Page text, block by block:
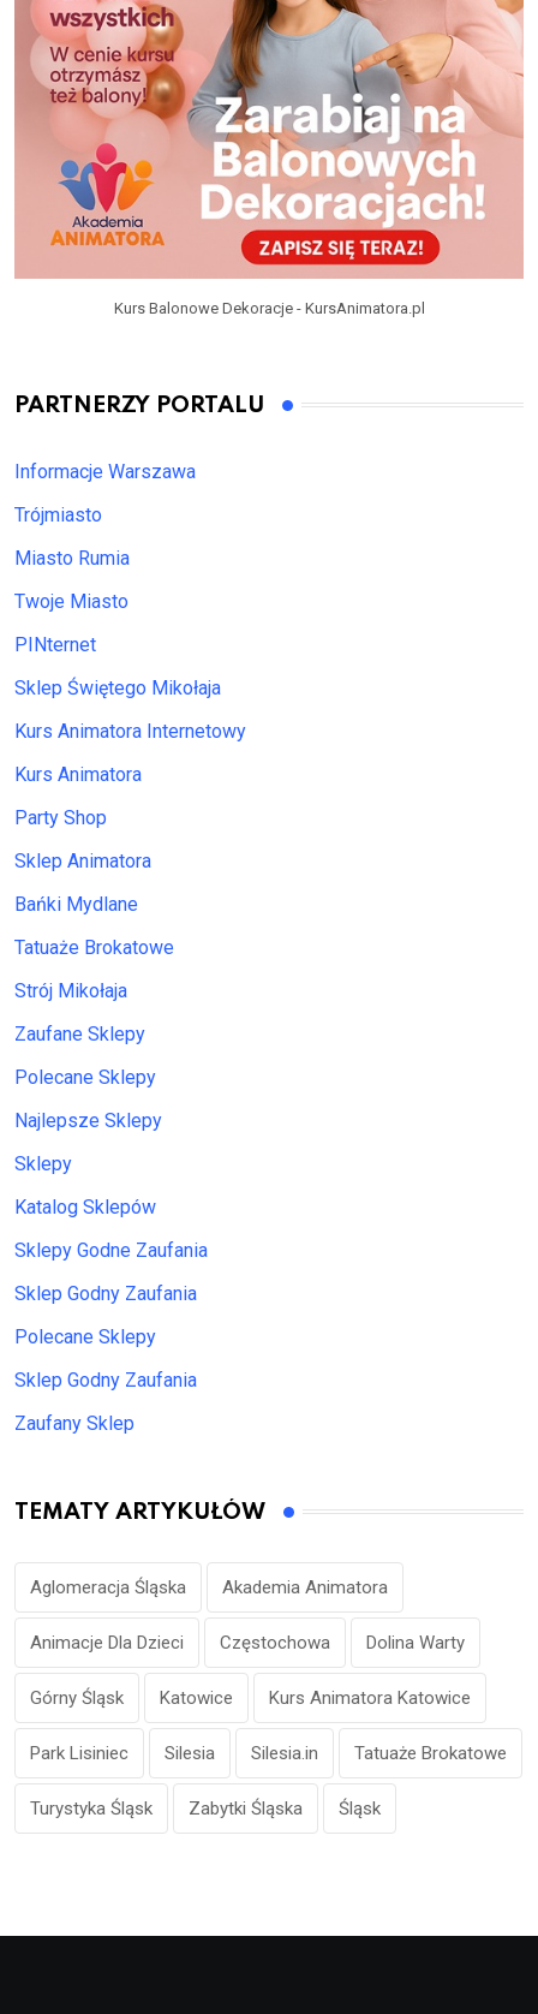
Kurs Balonowe Dekoracje - KursAnimatora.pl
PARTNERZY PORTALU
Informacje Warszawa
Trójmiasto
Miasto Rumia
Twoje Miasto
PINternet
Sklep Świętego Mikołaja
Kurs Animatora Internetowy
Kurs Animatora
Party Shop
Sklep Animatora
Bańki Mydlane
Tatuaże Brokatowe
Strój Mikołaja
Zaufane Sklepy
Polecane Sklepy
Najlepsze Sklepy
Sklepy
Katalog Sklepów
Sklepy Godne Zaufania
Sklep Godny Zaufania
Polecane Sklepy
Sklep Godny Zaufania
Zaufany Sklep
TEMATY ARTYKUŁÓW
Aglomeracja Śląska Akademia Animatora
Animacje Dla Dzieci Częstochowa Dolina Warty
Górny Śląsk Katowice Kurs Animatora Katowice
Park Lisiniec Silesia Silesia.in Tatuaże Brokatowe
Turystyka Śląsk Zabytki Śląska Śląsk